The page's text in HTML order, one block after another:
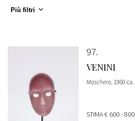
Più filtri
97
VENINI
Maschera, 1980 ca.
STIMA€ 600 - 800